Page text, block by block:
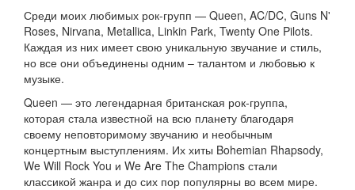
Среди моих любимых рок-групп — Queen, AC/DC, Guns N'
Roses, Nirvana, Metallica, Linkin Park, Twenty One Pilots.
Каждая из них имеет свою уникальную звучание и стиль,
но все они объединены одним – талантом и любовью к
музыке.
Queen — это легендарная британская рок-группа,
которая стала известной на всю планету благодаря
своему неповторимому звучанию и необычным
концертным выступлениям. Их хиты Bohemian Rhapsody,
We Will Rock You и We Are The Champions стали
классикой жанра и до сих пор популярны во всем мире.